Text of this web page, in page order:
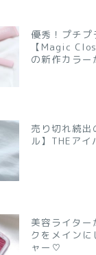
優秀！プチプ
【Magic
の新作カラ
売り切れ続出
ル】THEア
美容ライター
クをメインに
ャー♡